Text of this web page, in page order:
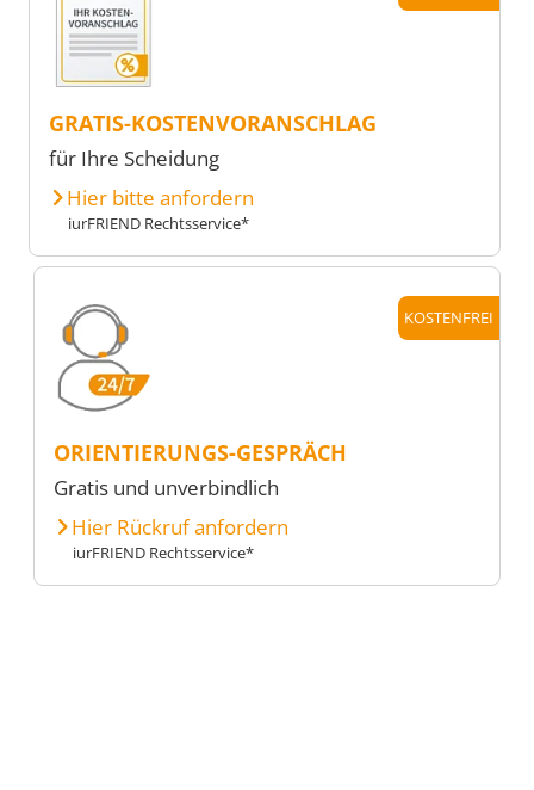
GRATIS-KOSTENVORANSCHLAG
für Ihre Scheidung
Hier bitte anfordern
iurFRIEND Rechtsservice*
KOSTENFREI
ORIENTIERUNGS-GESPRÄCH
Gratis und unverbindlich
Hier Rückruf anfordern
iurFRIEND Rechtsservice*